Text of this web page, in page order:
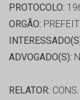
PROTOCOLO:
ORGÃO:
ADVOGADO(S):
RELATOR: